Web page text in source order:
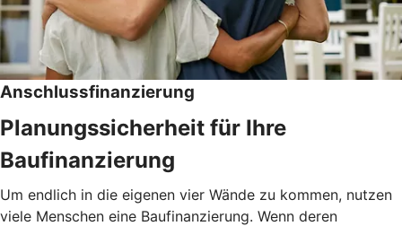
Anschlussfinanzierung
Planungssicherheit für Ihre
Baufinanzierung
Um endlich in die eigenen vier Wände zu kommen, nutzen
viele Menschen eine Baufinanzierung. Wenn deren